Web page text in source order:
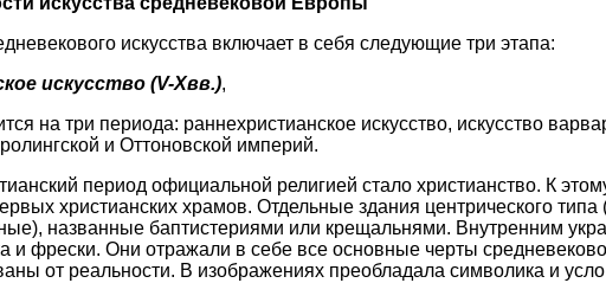
искусства включает в себя следующие три этапа:
искусство (V-Xвв.),
на три периода: раннехристианское искусство, искусство
и Оттоновской империй.
период официальной религией стало христианство. К
христианских храмов. Отдельные здания центрического
названные баптистериями или крещальнями. Внутренним
и фрески. Они отражали в себе все основные черты
от реальности. В изображениях преобладала символика и